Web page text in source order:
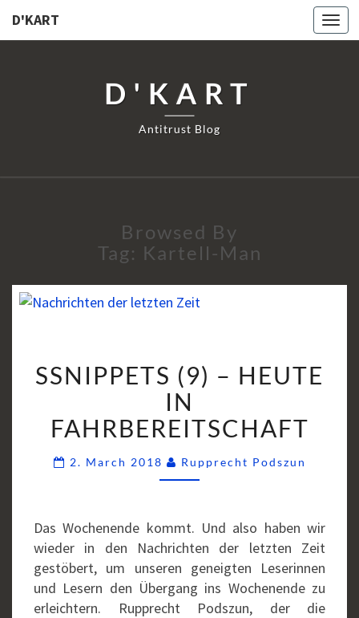
D'KART
D'KART
Antitrust Blog
Browsed By
Tag: Kartell-Man
(9)
–
HEUTE
IN
FAHRBEREITSCHAFT
SSNIPPETS (9) – HEUTE
IN
FAHRBEREITSCHAFT
2. March 2018 Rupprecht Podszun
Das Wochenende kommt. Und also haben wir
wieder in den Nachrichten der letzten Zeit
gestöbert, um unseren geneigten Leserinnen
und Lesern den Übergang ins Wochenende zu
erleichtern. Rupprecht Podszun, der die